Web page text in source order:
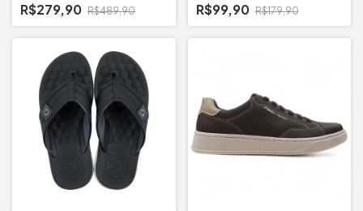
R$279,90 R$489,90 R$99,90 R$179,90